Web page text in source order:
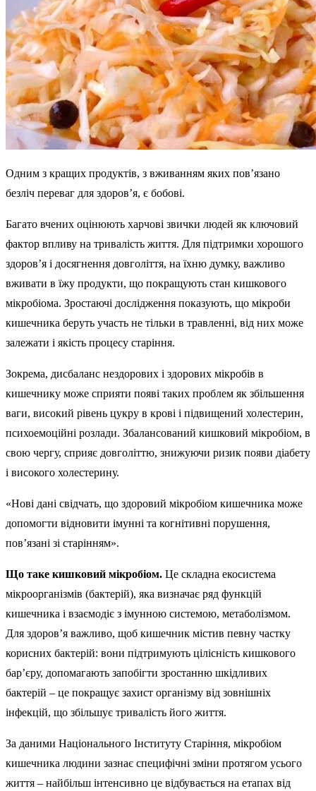
Одним з кращих продуктів, з вживанням яких пов’язано
безліч переваг для здоров’я, є бобові.
Багато вчених оцінюють харчові звички людей як ключовий
фактор впливу на тривалість життя. Для підтримки хорошого
здоров’я і досягнення довголіття, на їхню думку, важливо
вживати в їжу продукти, що покращують стан кишкового
мікробіома. Зростаючі дослідження показують, що мікроби
кишечника беруть участь не тільки в травленні, від них може
залежати і якість процесу старіння.
Зокрема, дисбаланс нездорових і здорових мікробів в
кишечнику може сприяти появі таких проблем як збільшення
ваги, високий рівень цукру в крові і підвищений холестерин,
психоемоційні розлади. Збалансований кишковий мікробіом, в
свою чергу, сприяє довголіттю, знижуючи ризик появи діабету
і високого холестерину.
«Нові дані свідчать, що здоровий мікробіом кишечника може
допомогти відновити імунні та когнітивні порушення,
пов’язані зі старінням».
Що таке кишковий мікробіом. Це складна екосистема
мікроорганізмів (бактерій), яка визначає ряд функцій
кишечника і взаємодіє з імунною системою, метаболізмом.
Для здоров’я важливо, щоб кишечник містив певну частку
корисних бактерій: вони підтримують цілісність кишкового
бар’єру, допомагають запобігти зростанню шкідливих
бактерій – це покращує захист організму від зовнішніх
інфекцій, що збільшує тривалість його життя.
За даними Національного Інституту Старіння, мікробіом
кишечника людини зазнає специфічні зміни протягом усього
життя – найбільш інтенсивно це відбувається на етапах від